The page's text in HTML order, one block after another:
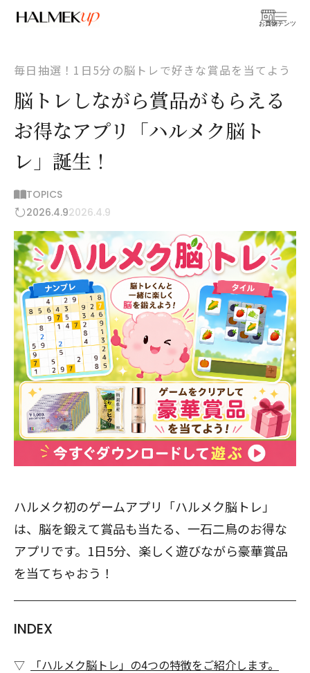
お買物
コンテンツ
毎日抽選！1日5分の脳トレで好きな賞品を当てよう
脳トレしながら賞品がもらえる
お得なアプリ「ハルメク脳ト
レ」誕生！
TOPICS
2026.4.92026.4.9
ハルメク初のゲームアプリ「ハルメク脳トレ」
は、脳を鍛えて賞品も当たる、一石二鳥のお得な
アプリです。1日5分、楽しく遊びながら豪華賞品
を当てちゃおう！
INDEX
「ハルメク脳トレ」の4つの特徴をご紹介します。